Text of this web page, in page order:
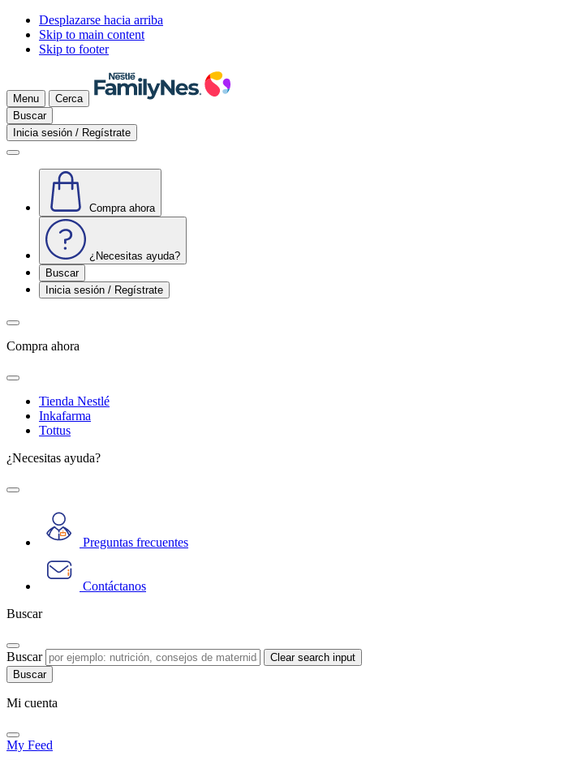
Desplazarse hacia arriba
Skip to main content
Skip to footer
Menu
Cerca
Buscar
Inicia sesión / Regístrate
Compra ahora
¿Necesitas ayuda?
Buscar
Inicia sesión / Regístrate
Compra ahora
Tienda Nestlé
Inkafarma
Tottus
¿Necesitas ayuda?
Preguntas frecuentes
Contáctanos
Buscar
Buscar Clear search input
Mi cuenta
My Feed